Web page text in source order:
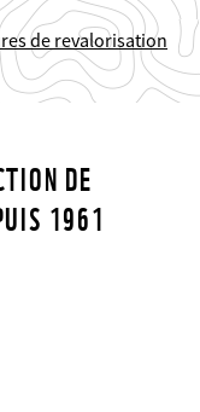
de revalorisation
DE
1961